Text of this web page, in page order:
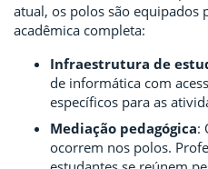
atual, os polos são equipados
acadêmica completa:
Infraestrutura de
de informática com
específicos para as
Mediação pedagógica:
ocorrem nos polos.